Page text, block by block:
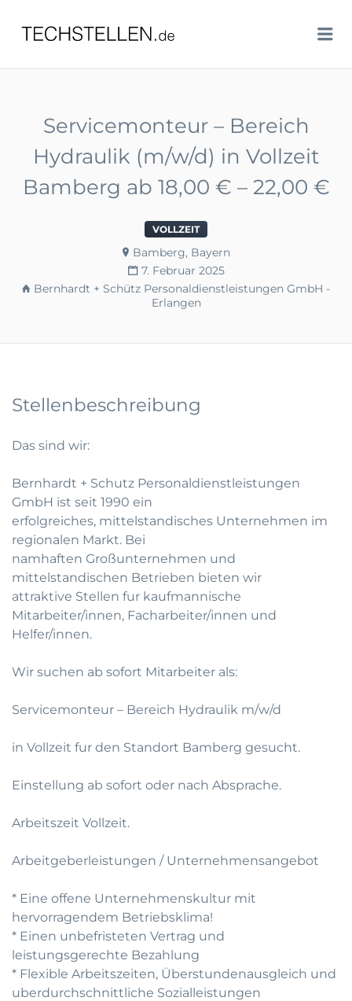
TECHSTELLEN.DE
Servicemonteur – Bereich
Hydraulik (m/w/d) in Vollzeit
Bamberg ab 18,00 € – 22,00 €
VOLLZEIT
Bamberg, Bayern
7. Februar 2025
Bernhardt + Schütz Personaldienstleistungen GmbH -
Erlangen
Stellenbeschreibung
Das sind wir:
Bernhardt + Schutz Personaldienstleistungen
GmbH ist seit 1990 ein
erfolgreiches, mittelstandisches Unternehmen im
regionalen Markt. Bei
namhaften Großunternehmen und
mittelstandischen Betrieben bieten wir
attraktive Stellen fur kaufmannische
Mitarbeiter/innen, Facharbeiter/innen und
Helfer/innen.
Wir suchen ab sofort Mitarbeiter als:
Servicemonteur – Bereich Hydraulik m/w/d
in Vollzeit fur den Standort Bamberg gesucht.
Einstellung ab sofort oder nach Absprache.
Arbeitszeit Vollzeit.
Arbeitgeberleistungen / Unternehmensangebot
* Eine offene Unternehmenskultur mit
hervorragendem Betriebsklima!
* Einen unbefristeten Vertrag und
leistungsgerechte Bezahlung
* Flexible Arbeitszeiten, Überstundenausgleich und
uberdurchschnittliche Sozialleistungen